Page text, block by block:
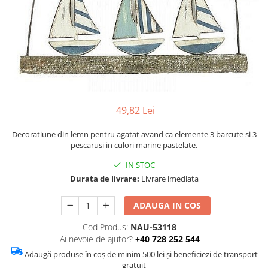
Barci, vapoare, ambarcatiuni
Pesti
Decoratiuni care se agata
Tablouri
49,82 Lei
Decoratiune din lemn pentru agatat avand ca elemente 3 barcute si 3
pescarusi in culori marine pastelate.
IN STOC
Durata de livrare: Livrare imediata
ADAUGA IN COS
Cod Produs: NAU-53118
Ai nevoie de ajutor? +40 728 252 544
Adaugă produse în coș de minim 500 lei și beneficiezi de transport
gratuit